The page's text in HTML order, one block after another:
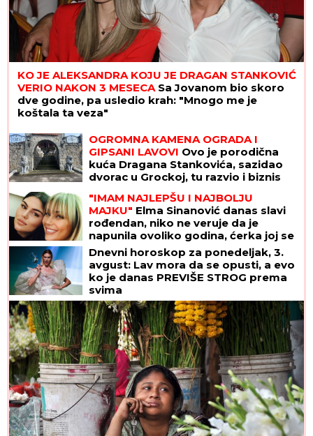
KO JE ALEKSANDRA KOJU JE DRAGAN STANKOVIĆ
VERIO NAKON 3 MESECA Sa Jovanom bio skoro
dve godine, pa usledio krah: "Mnogo me je
koštala ta veza"
OGROMNA KAMENA OGRADA I
GIPSANI LAVOVI Ovo je porodična
kuća Dragana Stankovića, sazidao
dvorac u Grockoj, tu razvio i biznis
"IMAM NAJLEPŠU I NAJBOLJU
MAJKU" Elma Sinanović danas slavi
rođendan, niko ne veruje da je
napunila ovoliko godina, ćerka joj se
obratila emotivnim rečima
Dnevni horoskop za ponedeljak, 3.
avgust: Lav mora da se opusti, a evo
ko je danas PREVIŠE STROG prema
svima